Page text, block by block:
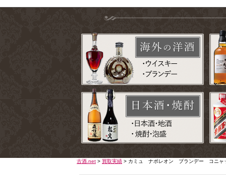
古酒.net > 買取実績 > カミュ ナポレオン ブランデー コニャ